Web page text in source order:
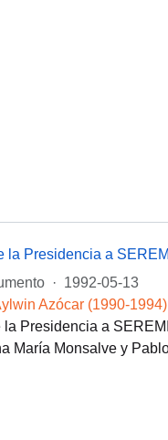
la Presidencia a
· 1992-05-13
Azócar (1990-1994)
Presidencia a
María Monsalve y